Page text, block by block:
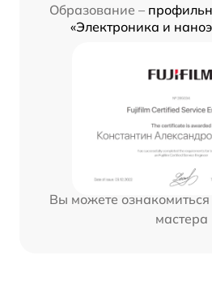
Образование –
«Электроника и
Вы можете
мастера